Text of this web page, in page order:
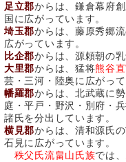
足立郡からは、鎌倉幕府
国に広がっています。
埼玉郡からは、藤原秀郷
広がっています。
比企郡からは、源頼朝の
大里郡からは、猛将熊谷
芸・三河・陸奥に広がって
幡羅郡からは、北武蔵に
庭・平戸・野沢・別府・
諸氏を分出しています。
横見郡からは、清和源氏の
石見に広がっています。
秩父氏流畠山氏族では